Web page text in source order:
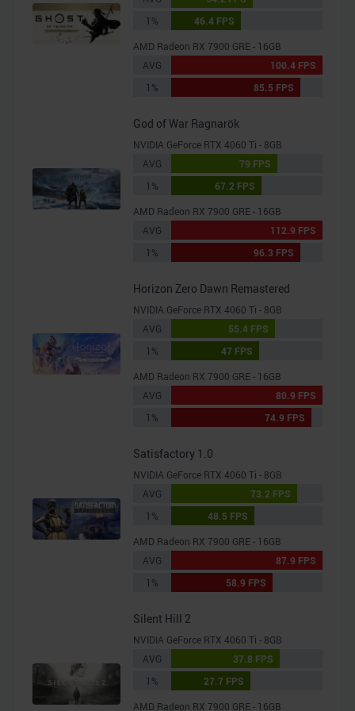
1%
46.4 FPS
AMD Radeon RX 7900 GRE - 16GB
AVG
100.4 FPS
1%
85.5 FPS
God of War Ragnarök
NVIDIA GeForce RTX 4060 Ti - 8GB
AVG
79 FPS
1%
67.2 FPS
AMD Radeon RX 7900 GRE - 16GB
AVG
112.9 FPS
1%
96.3 FPS
Horizon Zero Dawn Remastered
NVIDIA GeForce RTX 4060 Ti - 8GB
AVG
55.4 FPS
1%
47 FPS
AMD Radeon RX 7900 GRE - 16GB
AVG
80.9 FPS
1%
74.9 FPS
Satisfactory 1.0
NVIDIA GeForce RTX 4060 Ti - 8GB
AVG
73.2 FPS
1%
48.5 FPS
AMD Radeon RX 7900 GRE - 16GB
AVG
87.9 FPS
1%
58.9 FPS
Silent Hill 2
NVIDIA GeForce RTX 4060 Ti - 8GB
AVG
37.8 FPS
1%
27.7 FPS
AMD Radeon RX 7900 GRE - 16GB